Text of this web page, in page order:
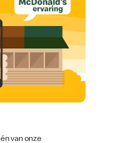
van onze